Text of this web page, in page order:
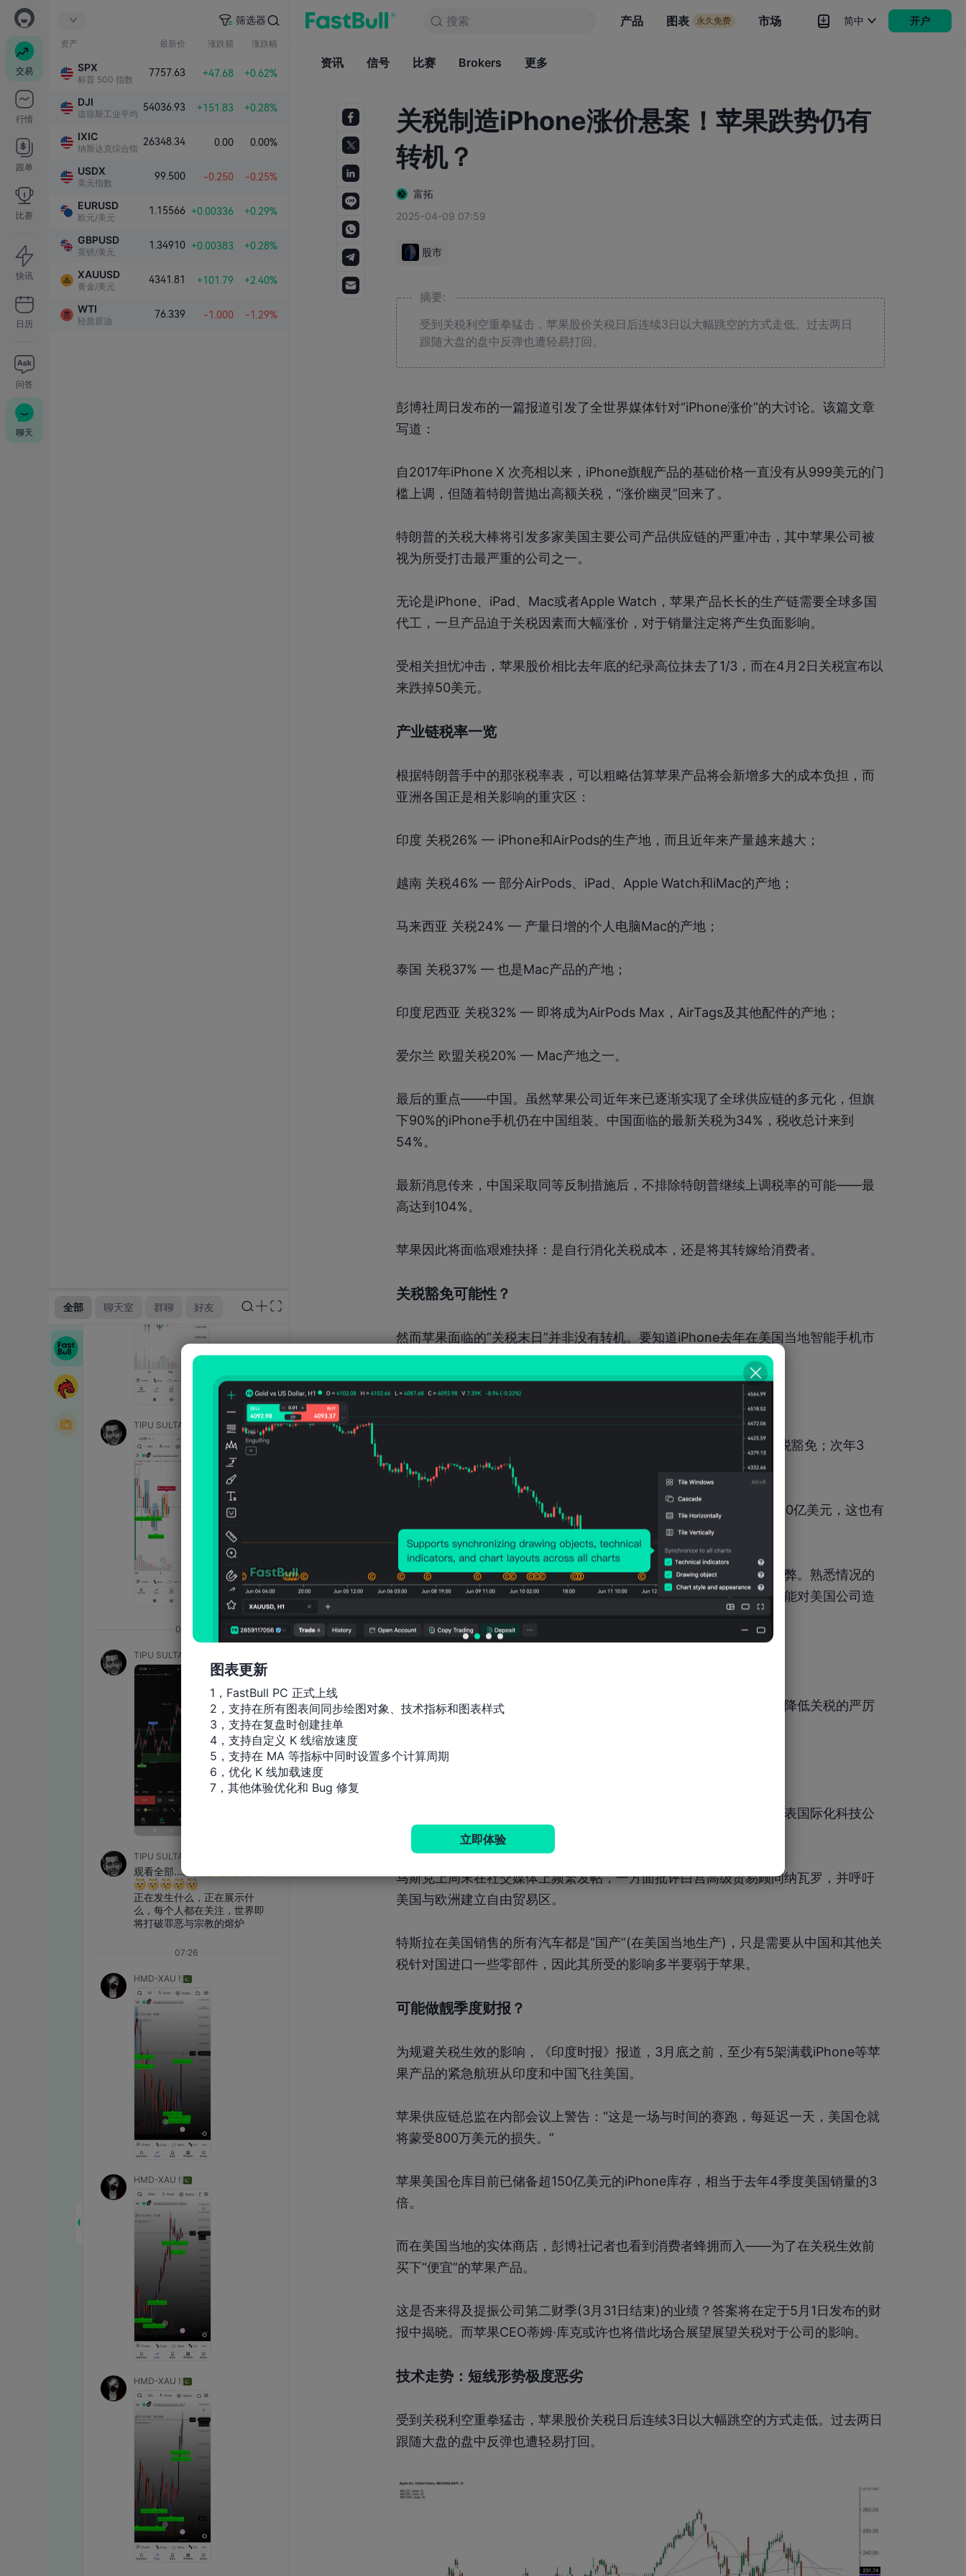
交易
行情
跟单
比赛
快讯
日历
问答
聊天
筛选器
资产 最新价 涨跌额 涨跌幅
SPX
标普 500 指数
7757.63 +47.68 +0.62%
DJI
道琼斯工业平均指数
54036.93 +151.83 +0.28%
IXIC
纳斯达克综合指数
26348.34 0.00 0.00%
USDX
美元指数
99.500 -0.250 -0.25%
EURUSD
欧元/美元
1.15566 +0.00336 +0.29%
GBPUSD
英镑/美元
1.34910 +0.00383 +0.28%
XAUUSD
黄金/美元
4341.81 +101.79 +2.40%
WTI
轻质原油
76.339 -1.000 -1.29%
搜索 产品 图表 永久免费 市场
资讯 信号
简中 开户
搜索
资讯 信号 比赛 Brokers 更多
关税制造iPhone涨价悬案！苹果跌势仍有
转机？
富拓
2025-04-09 07:59
股市
摘要:
受到关税利空重拳猛击，苹果股价关税日后连续3日以大幅跳空的方式走低。过去两日
跟随大盘的盘中反弹也遭轻易打回。
彭博社周日发布的一篇报道引发了全世界媒体针对“iPhone涨价”的大讨论。该篇文章
写道：
自2017年iPhone X 次亮相以来，iPhone旗舰产品的基础价格一直没有从999美元的门
槛上调，但随着特朗普抛出高额关税，“涨价幽灵”回来了。
特朗普的关税大棒将引发多家美国主要公司产品供应链的严重冲击，其中苹果公司被
视为所受打击最严重的公司之一。
无论是iPhone、iPad、Mac或者Apple Watch，苹果产品长长的生产链需要全球多国
代工，一旦产品迫于关税因素而大幅涨价，对于销量注定将产生负面影响。
受相关担忧冲击，苹果股价相比去年底的纪录高位抹去了1/3，而在4月2日关税宣布以
来跌掉50美元。
产业链税率一览
根据特朗普手中的那张税率表，可以粗略估算苹果产品将会新增多大的成本负担，而
亚洲各国正是相关影响的重灾区：
印度 关税26% — iPhone和AirPods的生产地，而且近年来产量越来越大；
越南 关税46% — 部分AirPods、iPad、Apple Watch和iMac的产地；
马来西亚 关税24% — 产量日增的个人电脑Mac的产地；
泰国 关税37% — 也是Mac产品的产地；
印度尼西亚 关税32% — 即将成为AirPods Max，AirTags及其他配件的产地；
爱尔兰 欧盟关税20% — Mac产地之一。
最后的重点——中国。虽然苹果公司近年来已逐渐实现了全球供应链的多元化，但旗
下90%的iPhone手机仍在中国组装。中国面临的最新关税为34%，税收总计来到
54%。
最新消息传来，中国采取同等反制措施后，不排除特朗普继续上调税率的可能——最
高达到104%。
苹果因此将面临艰难抉择：是自行消化关税成本，还是将其转嫁给消费者。
关税豁免可能性？
然而苹果面临的“关税末日”并非没有转机。要知道iPhone去年在美国当地智能手机市
场份额高达60%，公司还缴纳了190亿美元的天价税款。
在2019年12月，当时为特朗普的首个总统任期，iPhone就曾获得关税豁免；次年3
月，美国又同意豁免Apple Watch的关税。
苹果公司在今年2月宣布计划在未来4年内在美国支出和投资超过5000亿美元，这也有
利于提高“豁免概率”。
还有外媒报道，美国政府官员正在讨论设立新的出口商税收抵免的利弊。熟悉情况的
消息人士称，退税或在年底发放，此举也暗示白宫承认关税政策有可能对美国公司造
成伤害。
据《华盛顿邮报》最新报道，政府效率部负责人马斯克曾呼吁特朗普降低关税的严厉
作为面临类似关税境遇的特斯拉公司的掌门人，马斯克的立场应能代表国际化科技公
司，以及其他具有国际贸易往来的美国公司的诉求。
马斯克上周末在社交媒体上频繁发帖，一方面批评白宫高级贸易顾问纳瓦罗，并呼吁
美国与欧洲建立自由贸易区。
特斯拉在美国销售的所有汽车都是“国产”(在美国当地生产)，只是需要从中国和其他关
税针对国进口一些零部件，因此其所受的影响多半要弱于苹果。
可能做靓季度财报？
为规避关税生效的影响，《印度时报》报道，3月底之前，至少有5架满载iPhone等苹
果产品的紧急航班从印度和中国飞往美国。
苹果供应链总监在内部会议上警告：“这是一场与时间的赛跑，每延迟一天，美国仓就
将蒙受800万美元的损失。”
苹果美国仓库目前已储备超150亿美元的iPhone库存，相当于去年4季度美国销量的3
倍。
而在美国当地的实体商店，彭博社记者也看到消费者蜂拥而入——为了在关税生效前
买下“便宜”的苹果产品。
这是否来得及提振公司第二财季(3月31日结束)的业绩？答案将在定于5月1日发布的财
报中揭晓。而苹果CEO蒂姆·库克或许也将借此场合展望展望关税对于公司的影响。
技术走势：短线形势极度恶劣
受到关税利空重拳猛击，苹果股价关税日后连续3日以大幅跳空的方式走低。过去两日
跟随大盘的盘中反弹也遭轻易打回。
图表更新
1，FastBull PC 正式上线
2，支持在所有图表间同步绘图对象、技术指标和图表样式
3，支持在复盘时创建挂单
4，支持自定义 K 线缩放速度
5，支持在 MA 等指标中同时设置多个计算周期
6，优化 K 线加载速度
7，其他体验优化和 Bug 修复
立即体验